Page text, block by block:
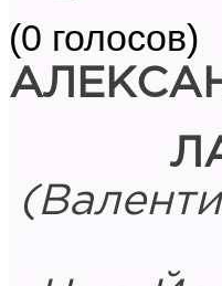
(0 голосов)